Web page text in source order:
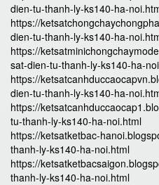
dien-tu-thanh-ly-ks140-ha-
https://
dien-tu-thanh-ly-ks140-ha-
https://
sat-dien-tu-thanh-ly-ks140-ha-
https://
dien-tu-thanh-ly-ks140-ha-
https://
tu-thanh-ly-ks140-ha-noi.html
https://ketsatketbac-
thanh-ly-ks140-ha-noi.html
https://
thanh-ly-ks140-ha-noi.html